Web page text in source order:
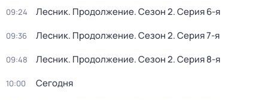
09:24 Лесник. Продолжение. Сезон 2. Серия 6-я
09:36 Лесник. Продолжение. Сезон 2. Серия 7-я
09:48 Лесник. Продолжение. Сезон 2. Серия 8-я
10:00 Сегодня